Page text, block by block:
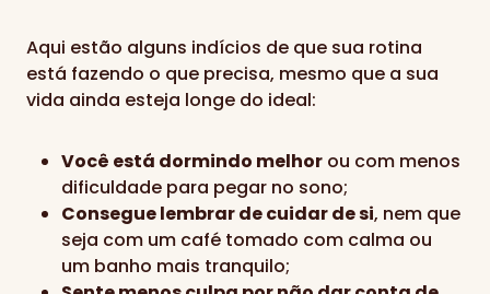
Aqui estão alguns indícios de que sua rotina
está fazendo o que precisa, mesmo que a sua
vida ainda esteja longe do ideal:
Você está dormindo melhor ou com menos
dificuldade para pegar no sono;
Consegue lembrar de cuidar de si, nem que
seja com um café tomado com calma ou
um banho mais tranquilo;